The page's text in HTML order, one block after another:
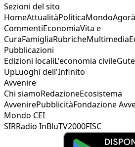
Sezioni del sito
HomeAttualitàPoliticaMondoAgorà
CommentiEconomiaVita e
CuraFamigliaRubricheMultimedia
Pubblicazioni
Edizioni localiL'economia civile
UpLuoghi dell'Infinito
Avvenire
Chi siamoRedazioneEcosistema
AvvenirePubblicitàFondazione
Mondo CEI
SIRRadio InBluTV2000FISC